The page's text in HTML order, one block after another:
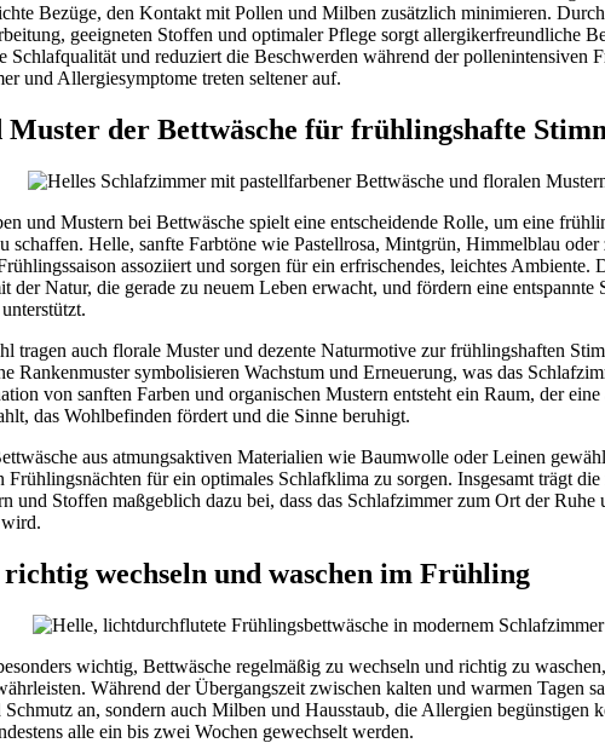
Bezüge, den Kontakt mit Pollen und Milben zusätzlich minimieren.
geeigneten Stoffen und optimaler Pflege sorgt allergikerfreundliche
Schlafqualität und reduziert die Beschwerden während der pollenintensiven
und Allergiesymptome treten seltener auf.
Muster der Bettwäsche für frühlingshafte
und Mustern bei Bettwäsche spielt eine entscheidende Rolle, um eine
schaffen. Helle, sanfte Farbtöne wie Pastellrosa, Mintgrün, Himmelblau oder
assoziiert und sorgen für ein erfrischendes, leichtes Ambiente.
der Natur, die gerade zu neuem Leben erwacht, und fördern eine entspannte
tragen auch florale Muster und dezente Naturmotive zur frühlingshaften
Rankenmuster symbolisieren Wachstum und Erneuerung, was das
von sanften Farben und organischen Mustern entsteht ein Raum, der eine
das Wohlbefinden fördert und die Sinne beruhigt.
aus atmungsaktiven Materialien wie Baumwolle oder Leinen
Frühlingsnächten für ein optimales Schlafklima zu sorgen. Insgesamt trägt
und Stoffen maßgeblich dazu bei, dass das Schlafzimmer zum Ort der
wird.
richtig wechseln und waschen im Frühling
wichtig, Bettwäsche regelmäßig zu wechseln und richtig zu
Während der Übergangszeit zwischen kalten und warmen Tagen
an, sondern auch Milben und Hausstaub, die Allergien begünstigen
alle ein bis zwei Wochen gewechselt werden.